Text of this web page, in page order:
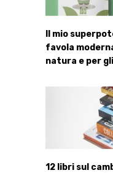
Il mio
favola
natura e per
12 libri sul